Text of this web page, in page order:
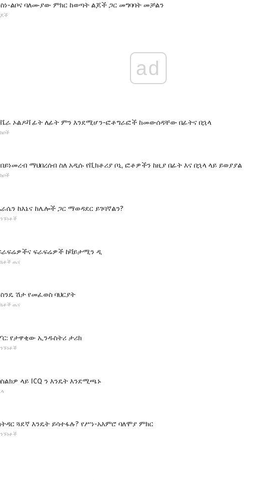
ልቦና ባለሙያው ምክር ከወጣት ልጆች ጋር መግባባት መቻልን
ad
ኦልዶቫ ፊት ለፊት ምን እንደሚሆን-ፎቶግራፎች ከመውሰዳቸው በፊትና በኋላ
ማህበረሰብ ስለ አዲሱ የቪክቶሪያ ቦኒ, ፎቶዎችን ከዚያ በፊት እና በኋላ ላይ ይወያያል
ከእኔና ከሌሎች ጋር ማወዳደር ይገባኛልን?
ፍራፍሬዎች ከቫይታሚን ዲ
ጤና
ሽታ የመፈወስ ባህርያት
ጤና
የታዋቂው ኢንዱስትሪ ታሪክ
ላይ ICQ ን እንዴት እንደሚጫኑ
ጓደኛ እንዴት ይሳተፋሉ? የሥነ-አእምሮ ባለሞያ ምክር